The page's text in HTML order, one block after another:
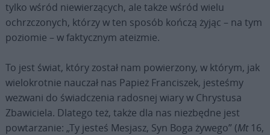
tylko wśród niewierzących, ale także wśród wielu
ochrzczonych, którzy w ten sposób kończą żyjąc – na tym
poziomie – w faktycznym ateizmie.
To jest świat, który został nam powierzony, w którym, jak
wielokrotnie nauczał nas Papież Franciszek, jesteśmy
wezwani do świadczenia radosnej wiary w Chrystusa
Zbawiciela. Dlatego też, także dla nas niezbędne jest
powtarzanie: „Ty jesteś Mesjasz, Syn Boga żywego” (Mt16,